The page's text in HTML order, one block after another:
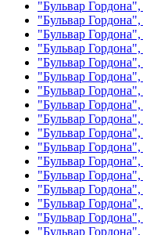
"Бульвар
"Бульвар
"Бульвар
"Бульвар
"Бульвар
"Бульвар
"Бульвар
"Бульвар
"Бульвар
"Бульвар
"Бульвар
"Бульвар
"Бульвар
"Бульвар
"Бульвар
"Бульвар
"Бульвар